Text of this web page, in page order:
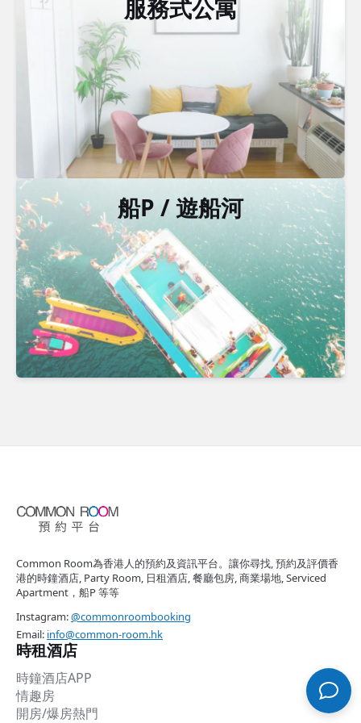
服務式公寓
船P / 遊船河
Common Room為香港人的預約及資訊平台。讓你尋找, 預約及評價香
港的時鐘酒店, Party Room, 日租酒店, 餐廳包房, 商業場地, Serviced
Apartment，船P 等等
Instagram:@commonroombooking
Email: info@common-room.hk
時租酒店
時鐘酒店APP
情趣房
開房/爆房熱門